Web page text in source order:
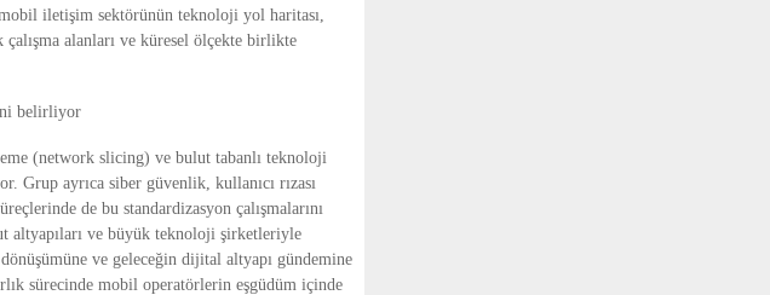
iletişim sektörünün teknoloji yol haritası,
alanları ve küresel ölçekte birlikte
belirliyor
(network slicing) ve bulut tabanlı teknoloji
Grup ayrıca siber güvenlik, kullanıcı rızası
de bu standardizasyon çalışmalarını
altyapıları ve büyük teknoloji şirketleriyle
ve geleceğin dijital altyapı gündemine
sürecinde mobil operatörlerin eşgüdüm içinde